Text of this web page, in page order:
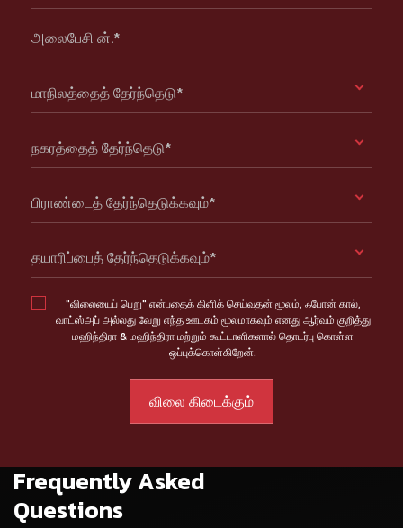
அலைபேசி ன்.*
மாநிலத்தைத் தேர்ந்தெடு*
நகரத்தைத் தேர்ந்தெடு*
பிராண்டைத் தேர்ந்தெடுக்கவும்*
தயாரிப்பைத் தேர்ந்தெடுக்கவும்*
"விலையைப் பெறு" என்பதைக் கிளிக் செய்வதன் மூலம், ஃபோன் கால்,
வாட்ஸ்அப் அல்லது வேறு எந்த ஊடகம் மூலமாகவும் எனது ஆர்வம் குறித்து
மஹிந்திரா & மஹிந்திரா மற்றும் கூட்டாளிகளால் தொடர்பு கொள்ள
ஒப்புக்கொள்கிறேன்.
Frequently Asked
Questions